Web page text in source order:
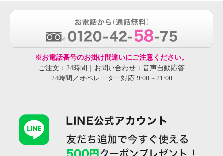
※お電話番号のお掛け間違いにご注意ください。
ご注文：24時間｜お問い合わせ：音声自動応答
24時間／オペレーター対応 9:00～21:00